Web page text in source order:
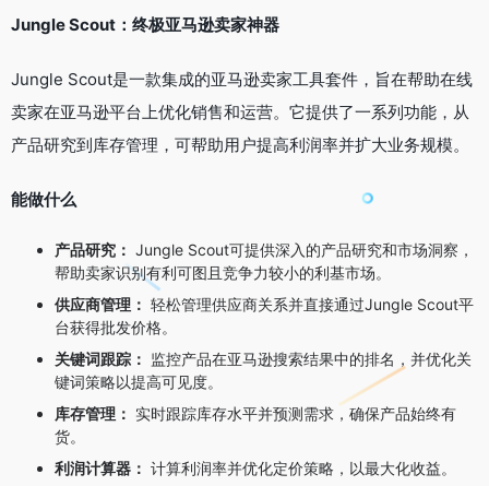
Jungle Scout：终极亚马逊卖家神器
Jungle Scout是一款集成的亚马逊卖家工具套件，旨在帮助在线
卖家在亚马逊平台上优化销售和运营。它提供了一系列功能，从
产品研究到库存管理，可帮助用户提高利润率并扩大业务规模。
能做什么
产品研究： Jungle Scout可提供深入的产品研究和市场洞察，
帮助卖家识别有利可图且竞争力较小的利基市场。
供应商管理： 轻松管理供应商关系并直接通过Jungle Scout平
台获得批发价格。
关键词跟踪： 监控产品在亚马逊搜索结果中的排名，并优化关
键词策略以提高可见度。
库存管理： 实时跟踪库存水平并预测需求，确保产品始终有
货。
利润计算器： 计算利润率并优化定价策略，以最大化收益。